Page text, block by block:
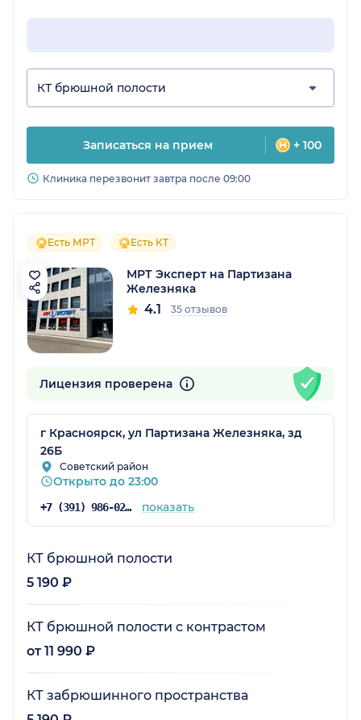
КТ брюшной полости
Записаться на прием + 100
Клиника перезвонит завтра после 09:00
Есть МРТ Есть КТ
МРТ Эксперт на Партизана
Железняка
4.1 35 отзывов
Лицензия проверена
г Красноярск, ул Партизана Железняка, зд
26Б
Советский район
Открыто до 23:00
+7 (391) 986-02-78 показать
КТ брюшной полости
5 190 ₽
КТ брюшной полости с контрастом
от 11 990 ₽
КТ забрюшинного пространства